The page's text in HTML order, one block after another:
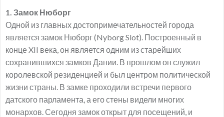
1. Замок Нюборг
Одной из главных достопримечательностей города
является замок Нюборг (Nyborg Slot). Построенный в
конце XII века, он является одним из старейших
сохранившихся замков Дании. В прошлом он служил
королевской резиденцией и был центром политической
жизни страны. В замке проходили встречи первого
датского парламента, а его стены видели многих
монархов. Сегодня замок открыт для посещений, и